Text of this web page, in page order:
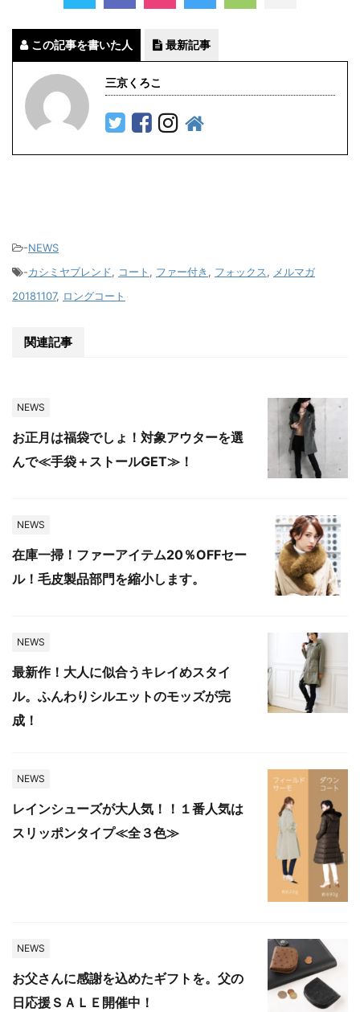
この記事を書いた人 最新記事
三京くろこ
-NEWS
-カシミヤブレンド, コート , ファー付き , フォックス, メルマガ
20181107, ロングコート
関連記事
NEWS
お正月は福袋でしょ！対象アウターを選
んで≪手袋＋ストールGET≫！
NEWS
在庫一掃！ファーアイテム20％OFFセー
ル！毛皮製品部門を縮小します。
NEWS
最新作！大人に似合うキレイめスタイ
ル。ふんわりシルエットのモッズが完
成！
NEWS
レインシューズが大人気！！１番人気は
スリッポンタイプ≪全３色≫
NEWS
お父さんに感謝を込めたギフトを。父の
日応援ＳＡＬＥ開催中！